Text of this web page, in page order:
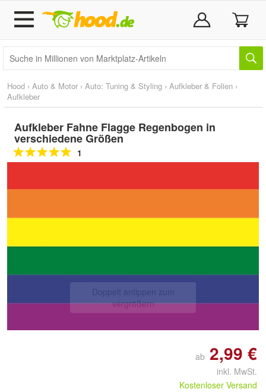
Hood › Auto & Motor › Auto: Tuning & Styling › Aufkleber & Folien ›
Aufkleber
Aufkleber Fahne Flagge Regenbogen in
verschiedene Größen
1
Doppelt antippen zum
vergrößern
ab 2,99 €
inkl. MwSt.
Kostenloser Versand